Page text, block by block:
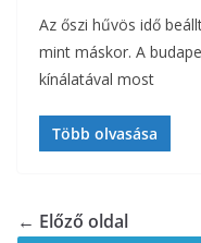
Az őszi hűvös idő
mint máskor. A
kínálatával most
Több olvasása
← Előző oldal